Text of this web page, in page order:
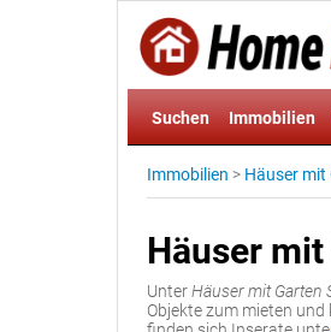
Suchen Immobilien
Immobilien > Häuser mit
Häuser
UnterHäuser mit Garten
Objekte zum mieten